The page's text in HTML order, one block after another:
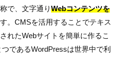
で、文字通りWebコンテンツを
。CMSを活用することでテキス
れたWebサイトを簡単に作るこ
であるWordPressは世界中で利